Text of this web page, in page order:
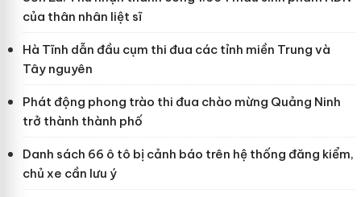
của thân nhân liệt sĩ
Hà Tĩnh dẫn đầu cụm thi đua các tỉnh miền Trung và
Tây nguyên
Phát động phong trào thi đua chào mừng Quảng Ninh
trở thành thành phố
Danh sách 66 ô tô bị cảnh báo trên hệ thống đăng kiểm,
chủ xe cần lưu ý